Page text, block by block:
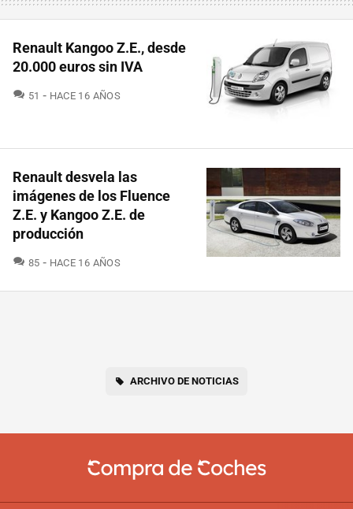
Renault Kangoo Z.E., desde
20.000 euros sin IVA
51 COMENTARIOS
HACE 16 AÑOS
Renault desvela las
imágenes de los Fluence
Z.E. y Kangoo Z.E. de
producción
85 COMENTARIOS
HACE 16 AÑOS
ARCHIVO DE NOTICIAS